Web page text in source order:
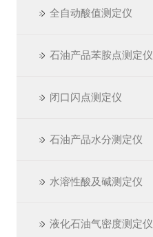
全自动酸值测定仪
石油产品苯胺点测定仪
闭口闪点测定仪
石油产品水分测定仪
水溶性酸及碱测定仪
液化石油气密度测定仪